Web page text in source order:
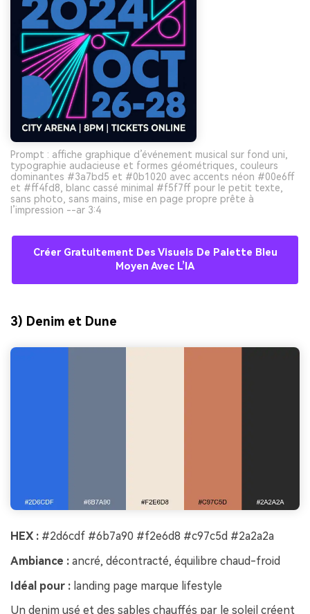
Prompt : affiche graphique d’événement musical sur fond uni,
typographie audacieuse et formes géométriques, couleurs
dominantes #3a7bd5 et #0b1020 avec accents néon #00e6ff
et #ff4fd8, blanc cassé minimal #f5f7ff pour le petit texte,
sans photo, sans mains, mise en page propre prête à
l’impression --ar 3:4
Créer Gratuitement Des Visuels De Palette Bleu
Moyen Avec L’IA
3) Denim et Dune
HEX : #2d6cdf #6b7a90 #f2e6d8 #c97c5d #2a2a2a
Ambiance : ancré, décontracté, équilibre chaud-froid
Idéal pour : landing page marque lifestyle
Un denim usé et des sables chauffés par le soleil créent